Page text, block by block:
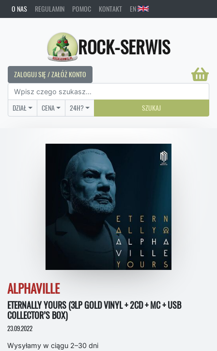
O NAS REGULAMIN POMOC KONTAKT EN
ROCK-SERWIS
ZALOGUJ SIĘ / ZAŁÓŻ KONTO
DZIAŁ CENA 24H? SZUKAJ
ALPHAVILLE
ETERNALLY YOURS (3LP GOLD VINYL + 2CD + MC + USB
COLLECTOR’S BOX)
23.09.2022
Wysyłamy w ciągu 2–30 dni